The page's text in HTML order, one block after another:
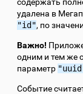
удалена в
"id", по
Важно!
одним и тем же
параметр
Событие